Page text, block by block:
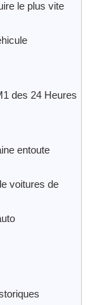
le plus vite
des 24 Heures
entoute
voitures de